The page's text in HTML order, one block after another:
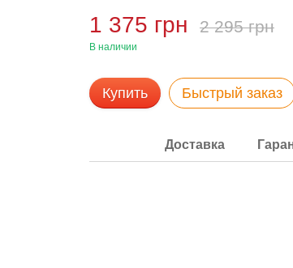
1 375 грн 2 295 грн
В наличии
Купить Быстрый заказ
Доставка